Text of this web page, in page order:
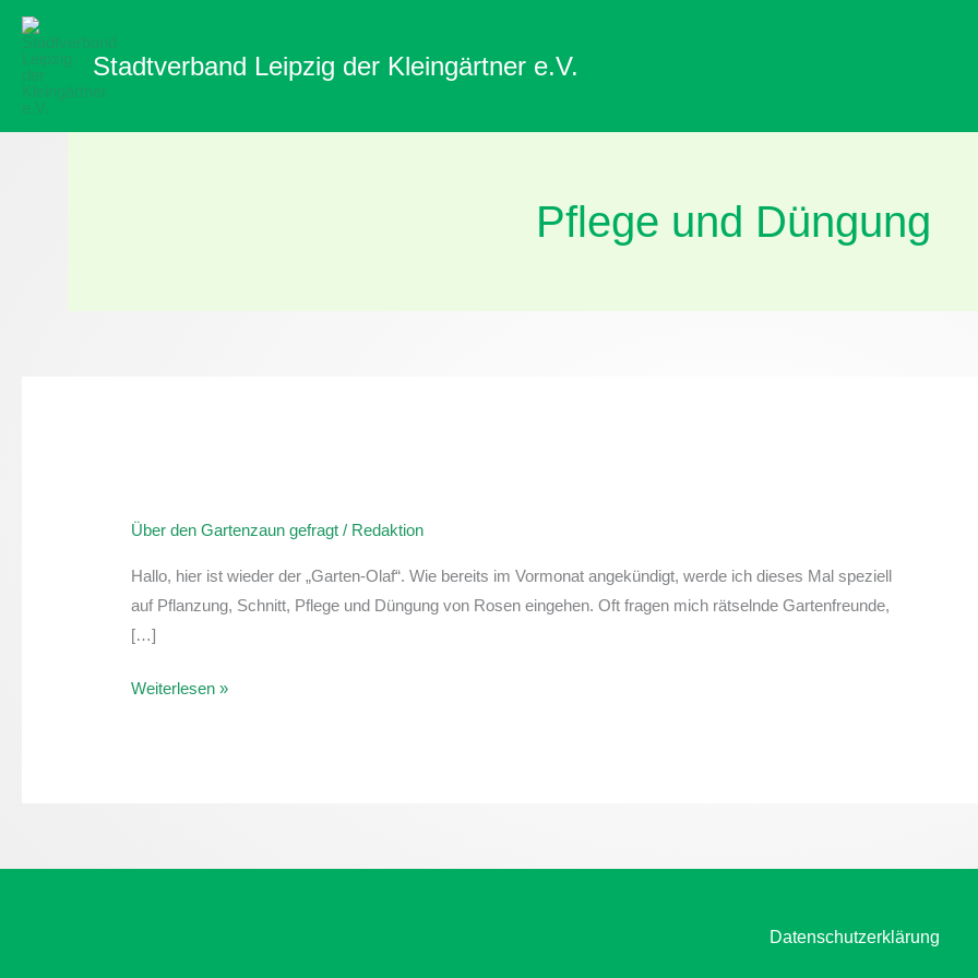
Zum
Inhalt
springen
Stadtverband Leipzig der Kleingärtner e.V.
Pflege und Düngung
Über den Gartenzaun gefragt / Redaktion
Hallo, hier ist wieder der „Garten-Olaf“. Wie bereits im Vormonat angekündigt, werde ich dieses Mal speziell
auf Pflanzung, Schnitt, Pflege und Düngung von Rosen eingehen. Oft fragen mich rätselnde Gartenfreunde,
[…]
Gartenzaun
gefragt:
Rosen
–
Schnitt,
Weiterlesen »
Datenschutzerklärung